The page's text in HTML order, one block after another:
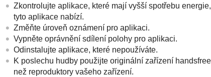
Zkontrolujte aplikace, které mají vyšší spotřebu
tyto aplikace nabízí.
Změňte úroveň oznámení pro aplikaci.
Vypněte oprávnění sdílení polohy pro aplikaci.
Odinstalujte aplikace, které nepoužíváte.
K poslechu hudby použijte originální zařízení
než reproduktory vašeho zařízení.